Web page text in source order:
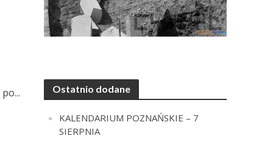
Ostatnio dodane
KALENDARIUM POZNAŃSKIE – 7
SIERPNIA